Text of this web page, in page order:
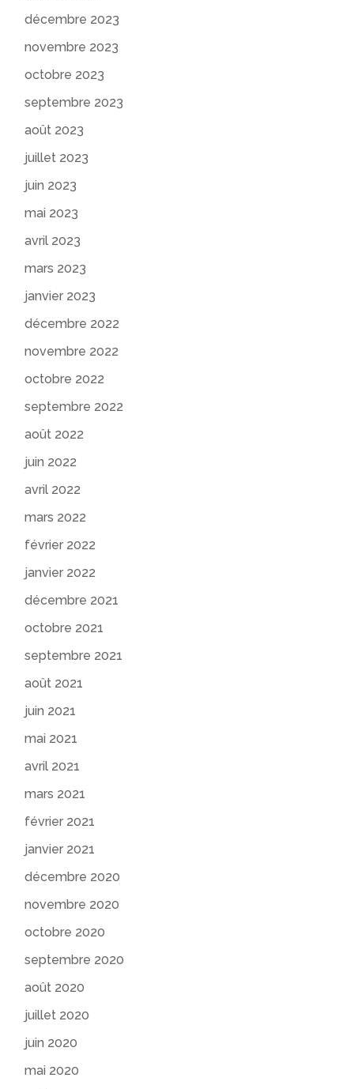
décembre 2023
novembre 2023
octobre 2023
septembre 2023
août 2023
juillet 2023
juin 2023
mai 2023
avril 2023
mars 2023
janvier 2023
décembre 2022
novembre 2022
octobre 2022
septembre 2022
août 2022
juin 2022
avril 2022
mars 2022
février 2022
janvier 2022
décembre 2021
octobre 2021
septembre 2021
août 2021
juin 2021
mai 2021
avril 2021
mars 2021
février 2021
janvier 2021
décembre 2020
novembre 2020
octobre 2020
septembre 2020
août 2020
juillet 2020
juin 2020
mai 2020